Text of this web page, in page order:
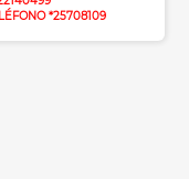
*25708109